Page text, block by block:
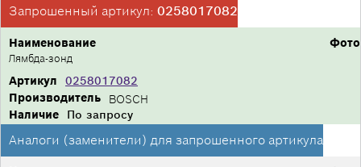
Запрошенный артикул: 0258017082
Фото
Производитель BOSCH
Артикул 0258017082
Наименование
Лямбда-зонд
Наличие По запросу
Аналоги (заменители) для запрошенного артикула